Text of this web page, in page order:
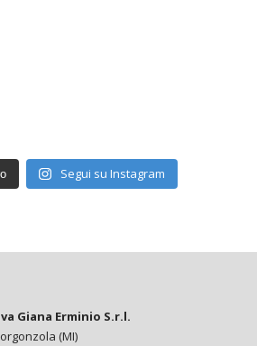
Segui su Instagram
Giana Erminio S.r.l.
(MI)